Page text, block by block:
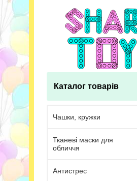
Каталог товарів
Чашки, кружки
Тканеві маски для
обличчя
Антистрес